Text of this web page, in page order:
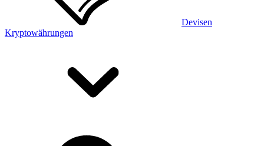
Devisen
Kryptowährungen